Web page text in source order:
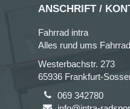
ANSCHRIFT /
Fahrrad intra
Alles rund ums Fahrrad
Westerbachstr. 273
65936 Frankfurt-
069 342780